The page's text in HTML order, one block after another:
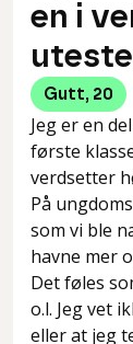
en i
Gutt, 20
Jeg er en
første
verdsetter
På
som vi ble
havne mer
Det føles
o.l. Jeg vet
eller at jeg